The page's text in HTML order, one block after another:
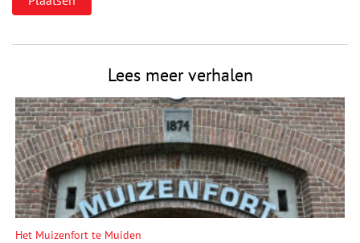
Lees meer verhalen
Het Muizenfort te Muiden